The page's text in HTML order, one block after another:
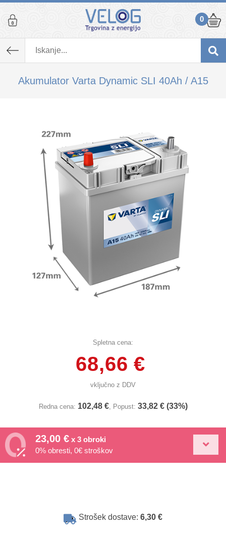
0
Akumulator Varta Dynamic SLI 40Ah / A15
Spletna cena:
68,66 €
vključno z DDV
Redna cena: 102,48 €, Popust: 33,82 € (33%)
23,00 € x 3 obroki
0% obresti, 0€ stroškov
Strošek dostave: 6,30 €
priporočamo tudi...